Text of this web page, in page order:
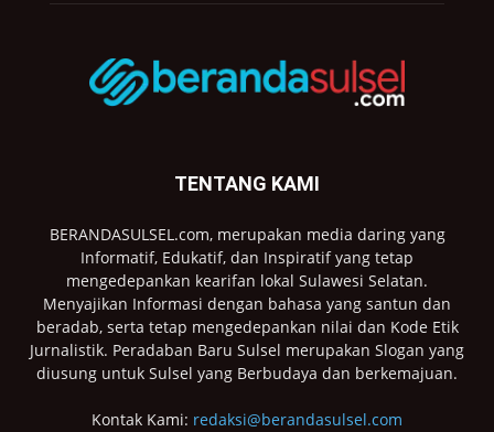
TENTANG KAMI
BERANDASULSEL.com, merupakan media daring yang
Informatif, Edukatif, dan Inspiratif yang tetap
mengedepankan kearifan lokal Sulawesi Selatan.
Menyajikan Informasi dengan bahasa yang santun dan
beradab, serta tetap mengedepankan nilai dan Kode Etik
Jurnalistik. Peradaban Baru Sulsel merupakan Slogan yang
diusung untuk Sulsel yang Berbudaya dan berkemajuan.
Kontak Kami: redaksi@berandasulsel.com